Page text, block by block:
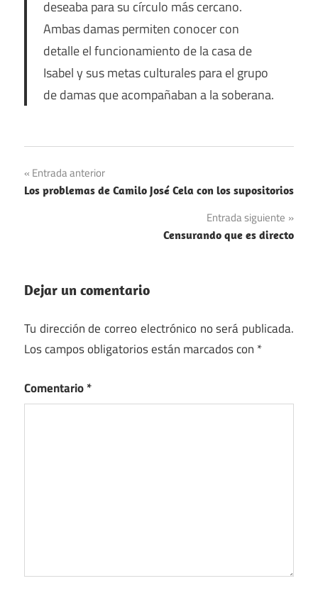
deseaba para su círculo más cercano.
Ambas damas permiten conocer con
detalle el funcionamiento de la casa de
Isabel y sus metas culturales para el grupo
de damas que acompañaban a la soberana.
Navegación
de
Entrada anterior
Los problemas de Camilo José Cela con los supositorios
Entrada siguiente
Censurando que es directo
Dejar un comentario
Tu dirección de correo electrónico no será publicada.
Los campos obligatorios están marcados con *
Comentario*